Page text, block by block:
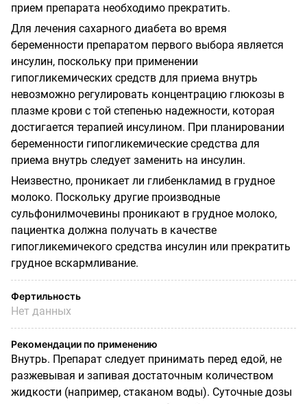
прием препарата необходимо прекратить.
Для лечения сахарного диабета во время
беременности препаратом первого выбора является
инсулин, поскольку при применении
гипогликемических средств для приема внутрь
невозможно регулировать концентрацию глюкозы в
плазме крови с той степенью надежности, которая
достигается терапией инсулином. При планировании
беременности гипогликемические средства для
приема внутрь следует заменить на инсулин.
Неизвестно, проникает ли глибенкламид в грудное
молоко. Поскольку другие производные
сульфонилмочевины проникают в грудное молоко,
пациентка должна получать в качестве
гипогликемичекого средства инсулин или прекратить
грудное вскармливание.
Фертильность
Нет данных
Рекомендации по применению
Внутрь. Препарат следует принимать перед едой, не
разжевывая и запивая достаточным количеством
жидкости (например, стаканом воды). Суточные дозы